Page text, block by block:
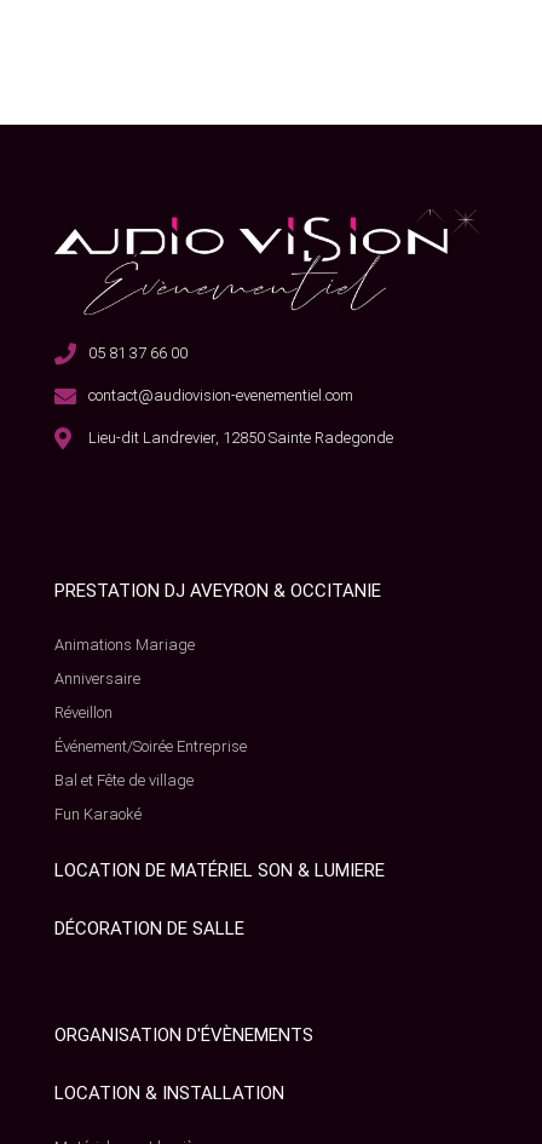
05 81 37 66 00
contact@audiovision-evenementiel.com
Lieu-dit Landrevier, 12850 Sainte Radegonde
PRESTATION DJ AVEYRON & OCCITANIE
Animations Mariage
Anniversaire
Réveillon
Événement/Soirée Entreprise
Bal et Fête de village
Fun Karaoké
LOCATION DE MATÉRIEL SON & LUMIERE
DÉCORATION DE SALLE
ORGANISATION D'ÉVÈNEMENTS
LOCATION & INSTALLATION